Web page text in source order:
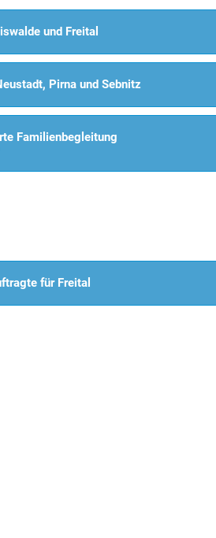
und Freital
Pirna und Sebnitz
Familienbegleitung
für Freital